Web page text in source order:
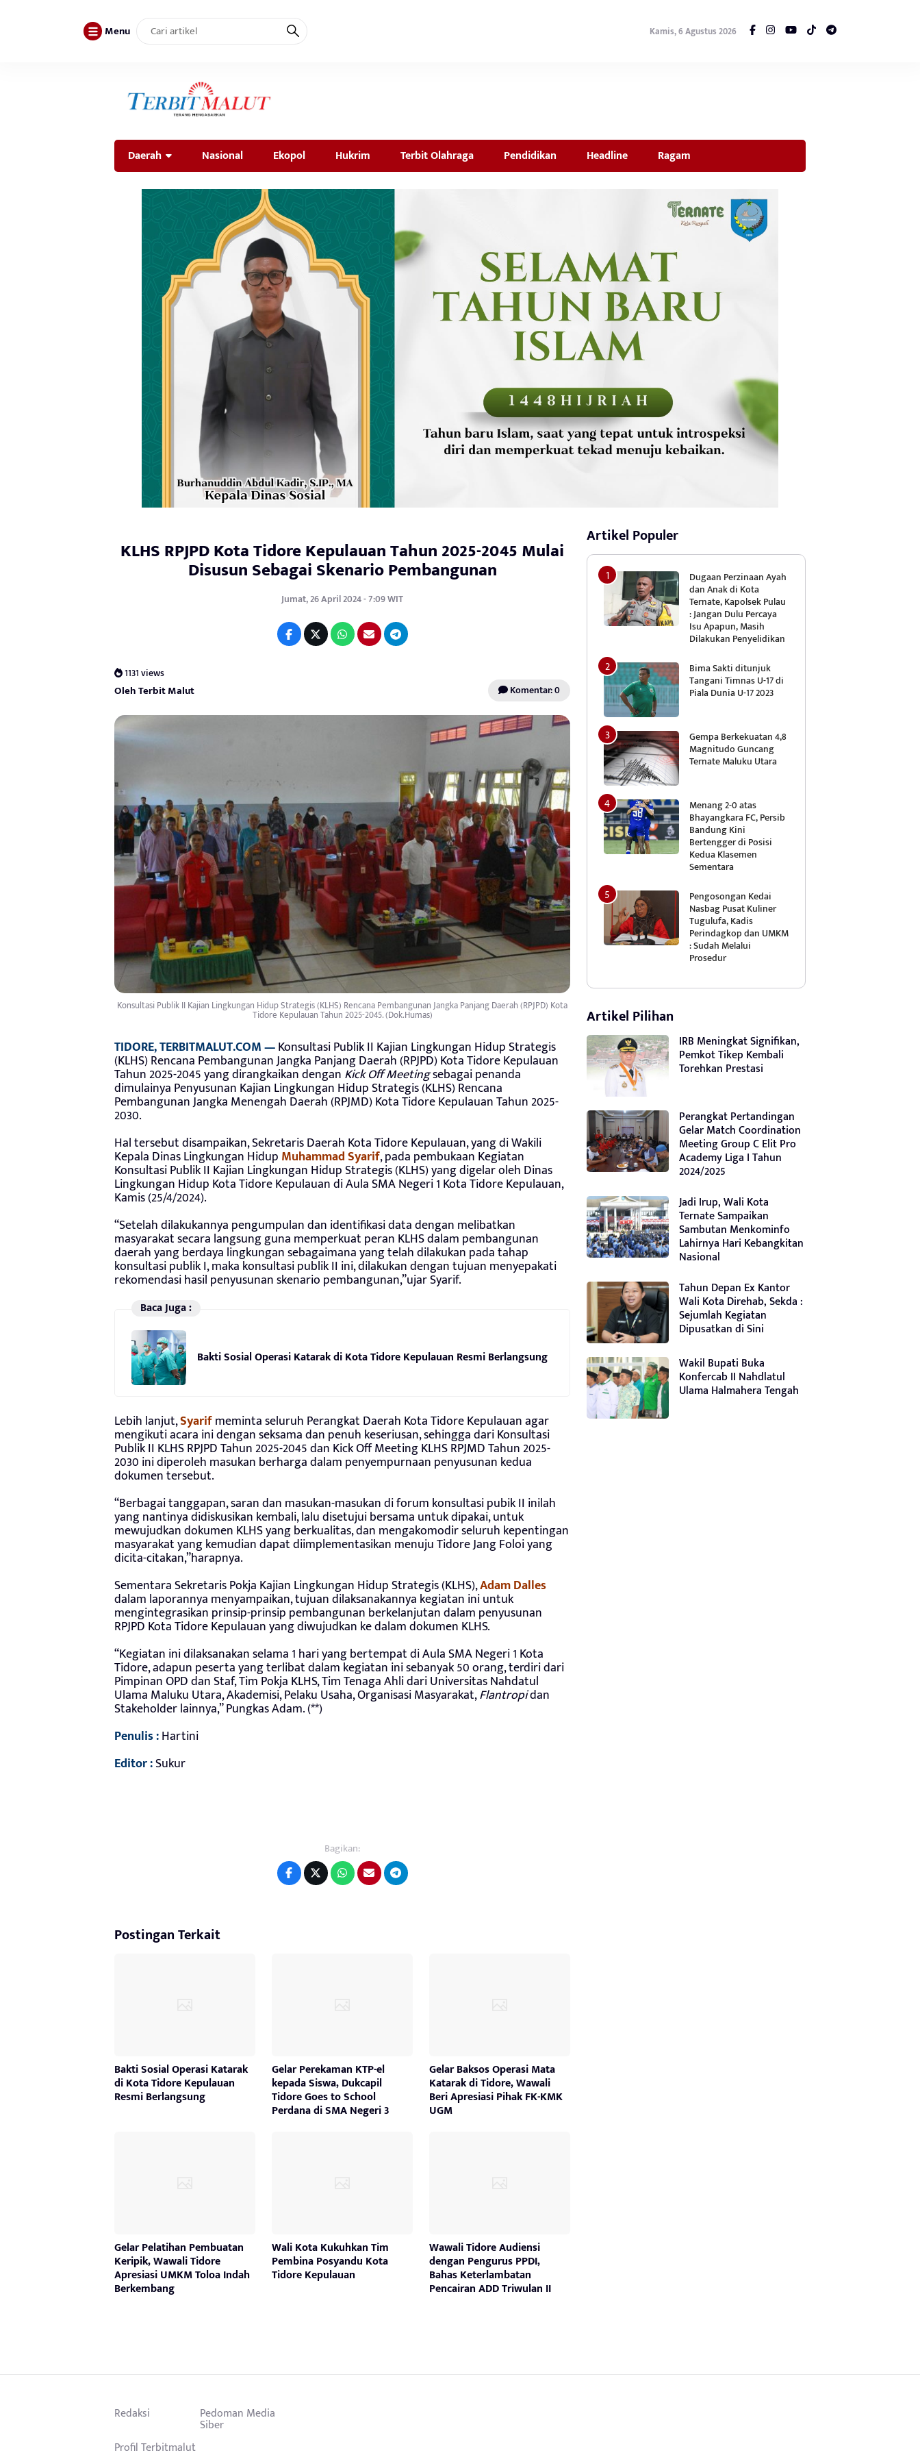
Menu Kamis, 6 Agustus 2026
Daerah Nasional Ekopol Hukrim Terbit Olahraga Pendidikan Headline Ragam
KLHS RPJPD Kota Tidore Kepulauan Tahun 2025-2045 Mulai
Disusun Sebagai Skenario Pembangunan
Jumat, 26 April 2024 - 7:09 WIT
1131 views
Oleh Terbit Malut Komentar: 0
Konsultasi Publik II Kajian Lingkungan Hidup Strategis (KLHS) Rencana Pembangunan Jangka Panjang Daerah (RPJPD) Kota
Tidore Kepulauan Tahun 2025-2045. (Dok.Humas)
TIDORE, TERBITMALUT.COM —Konsultasi Publik II Kajian Lingkungan Hidup Strategis
(KLHS) Rencana Pembangunan Jangka Panjang Daerah (RPJPD) Kota Tidore Kepulauan
Tahun 2025-2045 yang dirangkaikan dengan Kick Off Meetingsebagai penanda
dimulainya Penyusunan Kajian Lingkungan Hidup Strategis (KLHS) Rencana
Pembangunan Jangka Menengah Daerah (RPJMD) Kota Tidore Kepulauan Tahun 2025-
2030.
Hal tersebut disampaikan, Sekretaris Daerah Kota Tidore Kepulauan, yang di Wakili
Kepala Dinas Lingkungan Hidup Muhammad Syarif, pada pembukaan Kegiatan
Konsultasi Publik II Kajian Lingkungan Hidup Strategis (KLHS) yang digelar oleh Dinas
Lingkungan Hidup Kota Tidore Kepulauan di Aula SMA Negeri 1 Kota Tidore Kepulauan,
Kamis (25/4/2024).
“Setelah dilakukannya pengumpulan dan identifikasi data dengan melibatkan
masyarakat secara langsung guna memperkuat peran KLHS dalam pembangunan
daerah yang berdaya lingkungan sebagaimana yang telah dilakukan pada tahap
konsultasi publik I, maka konsultasi publik II ini, dilakukan dengan tujuan menyepakati
rekomendasi hasil penyusunan skenario pembangunan,”ujar Syarif.
Baca Juga :
Bakti Sosial Operasi Katarak di Kota Tidore Kepulauan Resmi Berlangsung
Lebih lanjut,Syarifmeminta seluruh Perangkat Daerah Kota Tidore Kepulauan agar
mengikuti acara ini dengan seksama dan penuh keseriusan, sehingga dari Konsultasi
Publik II KLHS RPJPD Tahun 2025-2045 dan Kick Off Meeting KLHS RPJMD Tahun 2025-
2030 ini diperoleh masukan berharga dalam penyempurnaan penyusunan kedua
dokumen tersebut.
“Berbagai tanggapan, saran dan masukan-masukan di forum konsultasi pubik II inilah
yang nantinya didiskusikan kembali, lalu disetujui bersama untuk dipakai, untuk
mewujudkan dokumen KLHS yang berkualitas, dan mengakomodir seluruh kepentingan
masyarakat yang kemudian dapat diimplementasikan menuju Tidore Jang Foloi yang
dicita-citakan,”harapnya.
Sementara Sekretaris Pokja Kajian Lingkungan Hidup Strategis (KLHS),Adam Dalles
dalam laporannya menyampaikan, tujuan dilaksanakannya kegiatan ini untuk
mengintegrasikan prinsip-prinsip pembangunan berkelanjutan dalam penyusunan
RPJPD Kota Tidore Kepulauan yang diwujudkan ke dalam dokumen KLHS.
“Kegiatan ini dilaksanakan selama 1 hari yang bertempat di Aula SMA Negeri 1 Kota
Tidore, adapun peserta yang terlibat dalam kegiatan ini sebanyak 50 orang, terdiri dari
Pimpinan OPD dan Staf, Tim Pokja KLHS, Tim Tenaga Ahli dari Universitas Nahdatul
Ulama Maluku Utara, Akademisi, Pelaku Usaha, Organisasi Masyarakat,Flantropidan
Stakeholder lainnya,” Pungkas Adam. (**)
Penulis :Hartini
Editor :Sukur
Bagikan:
Postingan Terkait
Bakti Sosial Operasi Katarak
di Kota Tidore Kepulauan
Resmi Berlangsung
Gelar Perekaman KTP-el
kepada Siswa, Dukcapil
Tidore Goes to School
Perdana di SMA Negeri 3
Gelar Baksos Operasi Mata
Katarak di Tidore, Wawali
Beri Apresiasi Pihak FK-KMK
UGM
Gelar Pelatihan Pembuatan
Keripik, Wawali Tidore
Apresiasi UMKM Toloa Indah
Berkembang
Wali Kota Kukuhkan Tim
Pembina Posyandu Kota
Tidore Kepulauan
Wawali Tidore Audiensi
dengan Pengurus PPDI,
Bahas Keterlambatan
Pencairan ADD Triwulan II
Artikel Populer
Dugaan Perzinaan Ayah
dan Anak di Kota
Ternate, Kapolsek Pulau
: Jangan Dulu Percaya
Isu Apapun, Masih
Dilakukan Penyelidikan
Bima Sakti ditunjuk
Tangani Timnas U-17 di
Piala Dunia U-17 2023
Gempa Berkekuatan 4,8
Magnitudo Guncang
Ternate Maluku Utara
Menang 2-0 atas
Bhayangkara FC, Persib
Bandung Kini
Bertengger di Posisi
Kedua Klasemen
Sementara
Pengosongan Kedai
Nasbag Pusat Kuliner
Tugulufa, Kadis
Perindagkop dan UMKM
: Sudah Melalui
Prosedur
Artikel Pilihan
IRB Meningkat Signifikan,
Pemkot Tikep Kembali
Torehkan Prestasi
Perangkat Pertandingan
Gelar Match Coordination
Meeting Group C Elit Pro
Academy Liga I Tahun
2024/2025
Jadi Irup, Wali Kota
Ternate Sampaikan
Sambutan Menkominfo
Lahirnya Hari Kebangkitan
Nasional
Tahun Depan Ex Kantor
Wali Kota Direhab, Sekda :
Sejumlah Kegiatan
Dipusatkan di Sini
Wakil Bupati Buka
Konfercab II Nahdlatul
Ulama Halmahera Tengah
Redaksi Pedoman Media
Siber
Profil Terbitmalut